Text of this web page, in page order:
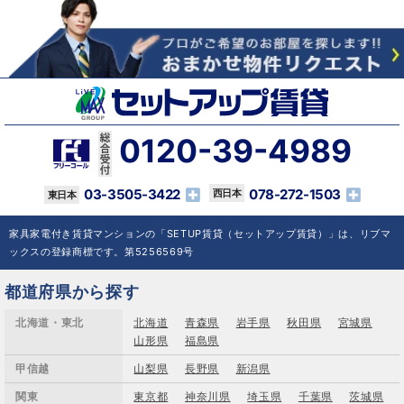
0120-39-4989
03-3505-3422 078-272-1503
家具家電付き賃貸マンションの「SETUP賃貸（セットアップ賃貸）」は、リブマ
ックスの登録商標です。第5256569号
都道府県から探す
北海道・東北 北海道 青森県 岩手県 秋田県
宮城県
山形県
福島県
甲信越 山梨県 長野県 新潟県
関東 東京都 神奈川県 埼玉県 千葉県 茨城県